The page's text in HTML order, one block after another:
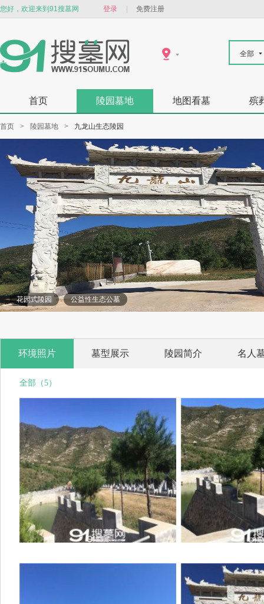
您好，欢迎来到91搜墓网 登录 免费注册
全部
首页 陵园墓地 地图看墓 殡
首页 > 陵园墓地 > 九龙山生态陵园
花园式陵园 公益性生态公墓
环境照片 墓型展示 陵园简介 名人
全部（5）